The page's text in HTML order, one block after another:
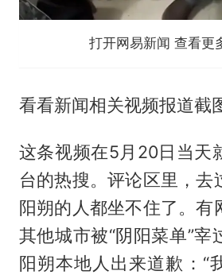
打开网易新闻 查看更
看看新闻相关视频报道截
这条视频在5月20日当天
台的热搜。评论区里，去
阳朔的人都坐不住了。有
其他城市被“阴阳菜单”宰
阳朔本地人出来道歉：“